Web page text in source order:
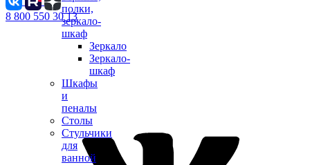
полки,
зеркало-
шкаф
Зеркало
Зеркало-
шкаф
Шкафы
и
пеналы
Столы
Стульчики
для
ванной
8 800 550 30 13